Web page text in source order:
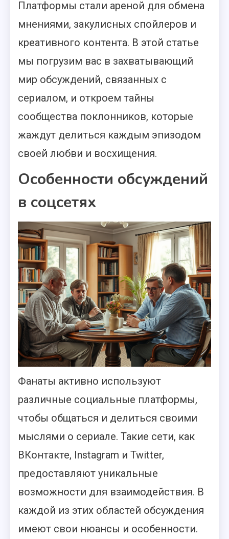
Платформы стали ареной для обмена
мнениями, закулисных спойлеров и
креативного контента. В этой статье
мы погрузим вас в захватывающий
мир обсуждений, связанных с
сериалом, и откроем тайны
сообщества поклонников, которые
жаждут делиться каждым эпизодом
своей любви и восхищения.
Особенности обсуждений
в соцсетях
Фанаты активно используют
различные социальные платформы,
чтобы общаться и делиться своими
мыслями о сериале. Такие сети, как
ВКонтакте, Instagram и Twitter,
предоставляют уникальные
возможности для взаимодействия. В
каждой из этих областей обсуждения
имеют свои нюансы и особенности.